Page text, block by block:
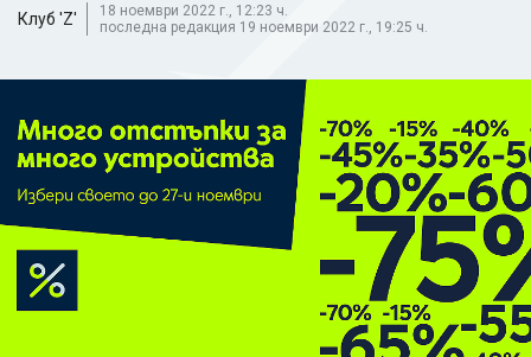
Клуб 'Z'
18 ноември 2022 г., 12:23 ч.
последна редакция 19 ноември 2022 г., 19:25 ч.